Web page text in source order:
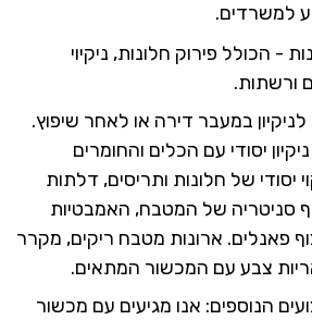
למשרדים.
- הכולל פירוק חלונות, ניקיוי
ורשתות.
לניקיון במעבר דירה או לאחר שיפוץ.
יסודי עם הכלים והחומרים
יסודי של חלונות ותריסים, דלתות
סניטריה של המטבח, האמבטיות
פאנלים. ארונות מטבח ריקים, מקרר
צבע עם המכשור המתאים.
הנוספים: אנו מגיעים עם מכשור